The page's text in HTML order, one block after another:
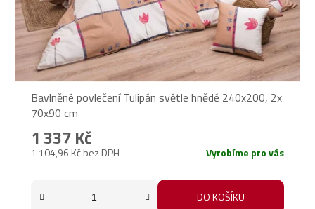
Bavlněné povlečení Tulipán světle hnědé 240x200, 2x
70x90 cm
1 104,96 Kč bez DPH
1 337 Kč
Vyrobíme pro vás
DO KOŠÍKU